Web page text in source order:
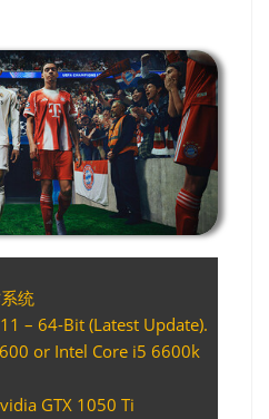
统
– 64-Bit (Latest Update).
or Intel Core i5 6600k
GTX 1050 Ti